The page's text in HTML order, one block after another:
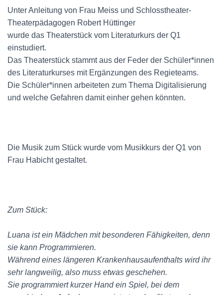
Unter Anleitung von Frau Meiss und Schlosstheater-
Theaterpädagogen Robert Hüttinger
wurde das Theaterstück vom Literaturkurs der Q1
einstudiert.
Das Theaterstück stammt aus der Feder der Schüler*innen
des Literaturkurses mit Ergänzungen des Regieteams.
Die Schüler*innen arbeiteten zum Thema Digitalisierung
und welche Gefahren damit einher gehen könnten.
Die Musik zum Stück wurde vom Musikkurs der Q1 von
Frau Habicht gestaltet.
Zum Stück:
Luana ist ein Mädchen mit besonderen Fähigkeiten, denn
sie kann Programmieren.
Während eines längeren Krankenhausaufenthalts wird ihr
sehr langweilig, also muss etwas geschehen.
Sie programmiert kurzer Hand ein Spiel, bei dem